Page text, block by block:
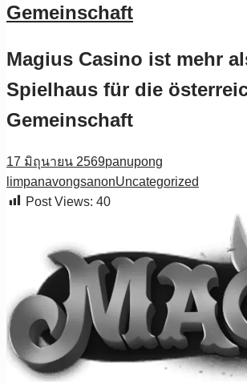
Gemeinschaft
Magius Casino ist mehr
Spielhaus für die
Gemeinschaft
17 มิถุนายน 2569panupong
limpanavongsanonUncategorized
Post Views: 40